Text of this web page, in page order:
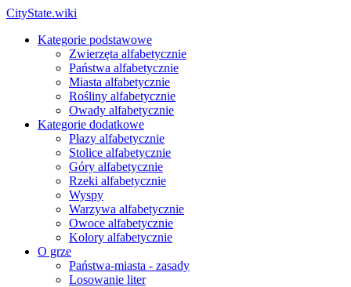
CityState.wiki
Kategorie podstawowe
Zwierzęta alfabetycznie
Państwa alfabetycznie
Miasta alfabetycznie
Rośliny alfabetycznie
Owady alfabetycznie
Kategorie dodatkowe
Płazy alfabetycznie
Stolice alfabetycznie
Góry alfabetycznie
Rzeki alfabetycznie
Wyspy
Warzywa alfabetycznie
Owoce alfabetycznie
Kolory alfabetycznie
O grze
Państwa-miasta - zasady
Losowanie liter